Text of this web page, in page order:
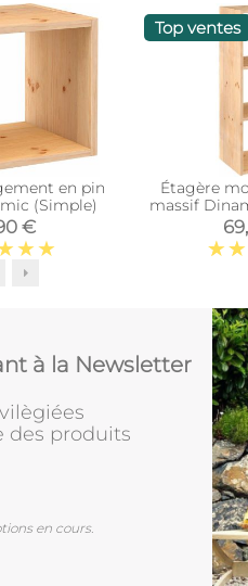
en pin
(Simple)
€
Top ventes
Étagère
massif
à la Newsletter
des produits
en cours.